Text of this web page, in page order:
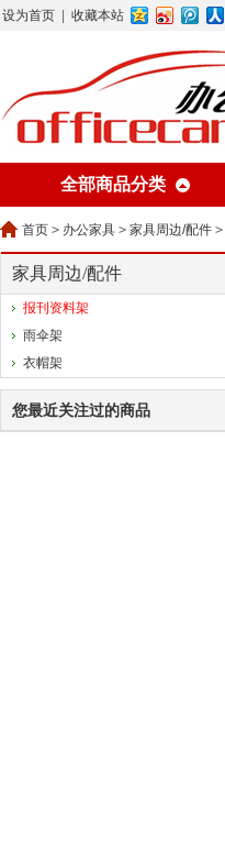
设为首页 收藏本站
全部商品分类
首页 > 办公家具 > 家具周边/配件 >
家具周边/配件
报刊资料架
雨伞架
衣帽架
您最近关注过的商品